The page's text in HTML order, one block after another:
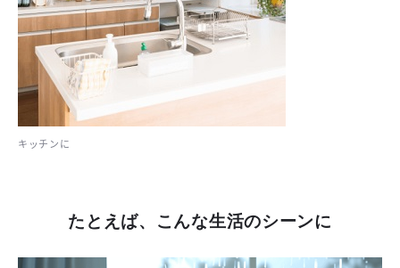
キッチンに
たとえば、こんな生活のシーンに